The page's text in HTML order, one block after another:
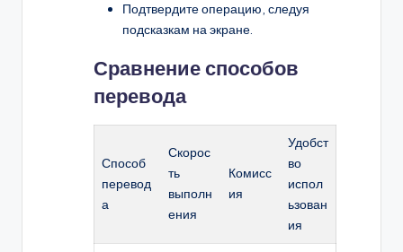
Подтвердите операцию, следуя
подсказкам на экране.
Сравнение способов
перевода
Способ
перевод
а
Скорос
ть
выполн
ения
Комисс
ия
Удобст
во
испол
ьзован
ия